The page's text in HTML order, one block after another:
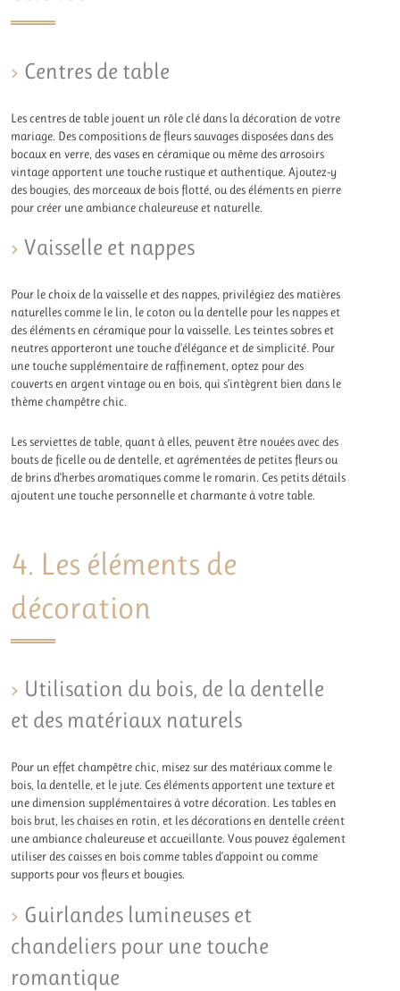
Centres de table
Les centres de table jouent un rôle clé dans la décoration de votre
mariage. Des compositions de fleurs sauvages disposées dans des
bocaux en verre, des vases en céramique ou même des arrosoirs
vintage apportent une touche rustique et authentique. Ajoutez-y
des bougies, des morceaux de bois flotté, ou des éléments en pierre
pour créer une ambiance chaleureuse et naturelle.
Vaisselle et nappes
Pour le choix de la vaisselle et des nappes, privilégiez des matières
naturelles comme le lin, le coton ou la dentelle pour les nappes et
des éléments en céramique pour la vaisselle. Les teintes sobres et
neutres apporteront une touche d’élégance et de simplicité. Pour
une touche supplémentaire de raffinement, optez pour des
couverts en argent vintage ou en bois, qui s’intègrent bien dans le
thème champêtre chic.
Les serviettes de table, quant à elles, peuvent être nouées avec des
bouts de ficelle ou de dentelle, et agrémentées de petites fleurs ou
de brins d’herbes aromatiques comme le romarin. Ces petits détails
ajoutent une touche personnelle et charmante à votre table.
4. Les éléments de
décoration
Utilisation du bois, de la dentelle
et des matériaux naturels
Pour un effet champêtre chic, misez sur des matériaux comme le
bois, la dentelle, et le jute. Ces éléments apportent une texture et
une dimension supplémentaires à votre décoration. Les tables en
bois brut, les chaises en rotin, et les décorations en dentelle créent
une ambiance chaleureuse et accueillante. Vous pouvez également
utiliser des caisses en bois comme tables d’appoint ou comme
supports pour vos fleurs et bougies.
Guirlandes lumineuses et
chandeliers pour une touche
romantique